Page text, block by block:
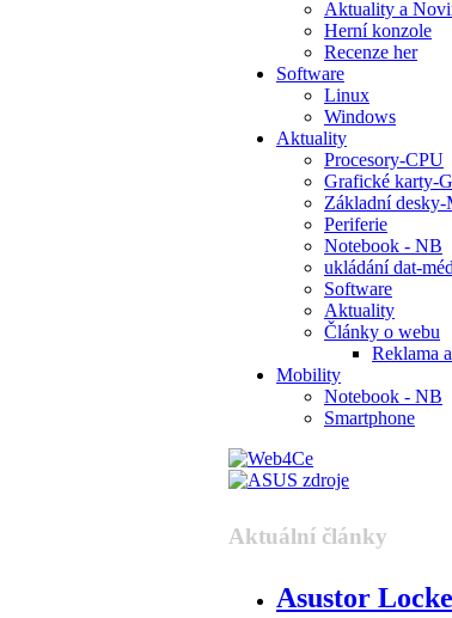
Aktuality a
Herní konzole
Recenze her
Software
Linux
Windows
Aktuality
Procesory-CPU
Grafické karty-
Základní desky-
Periferie
Notebook - NB
ukládání dat-
Software
Aktuality
Články o webu
Reklama
Mobility
Notebook - NB
Smartphone
Aktuální články
Asustor